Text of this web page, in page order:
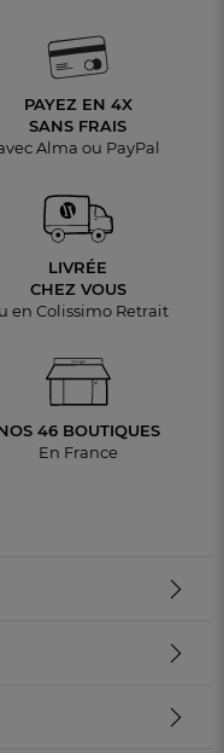
PAYEZ EN 4X
SANS FRAIS
Alma ou PayPal
LIVRÉE
CHEZ VOUS
en Colissimo Retrait
46 BOUTIQUES
En France